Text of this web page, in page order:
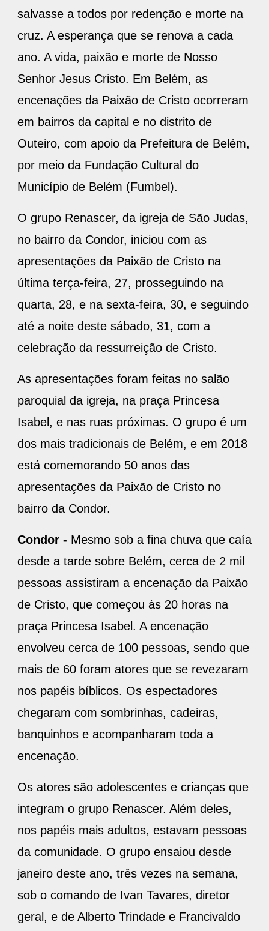
salvasse a todos por redenção e morte na
cruz. A esperança que se renova a cada
ano. A vida, paixão e morte de Nosso
Senhor Jesus Cristo. Em Belém, as
encenações da Paixão de Cristo ocorreram
em bairros da capital e no distrito de
Outeiro, com apoio da Prefeitura de Belém,
por meio da Fundação Cultural do
Município de Belém (Fumbel).
O grupo Renascer, da igreja de São Judas,
no bairro da Condor, iniciou com as
apresentações da Paixão de Cristo na
última terça-feira, 27, prosseguindo na
quarta, 28, e na sexta-feira, 30, e seguindo
até a noite deste sábado, 31, com a
celebração da ressurreição de Cristo.
As apresentações foram feitas no salão
paroquial da igreja, na praça Princesa
Isabel, e nas ruas próximas. O grupo é um
dos mais tradicionais de Belém, e em 2018
está comemorando 50 anos das
apresentações da Paixão de Cristo no
bairro da Condor.
Condor - Mesmo sob a fina chuva que caía
desde a tarde sobre Belém, cerca de 2 mil
pessoas assistiram a encenação da Paixão
de Cristo, que começou às 20 horas na
praça Princesa Isabel. A encenação
envolveu cerca de 100 pessoas, sendo que
mais de 60 foram atores que se revezaram
nos papéis bíblicos. Os espectadores
chegaram com sombrinhas, cadeiras,
banquinhos e acompanharam toda a
encenação.
Os atores são adolescentes e crianças que
integram o grupo Renascer. Além deles,
nos papéis mais adultos, estavam pessoas
da comunidade. O grupo ensaiou desde
janeiro deste ano, três vezes na semana,
sob o comando de Ivan Tavares, diretor
geral, e de Alberto Trindade e Francivaldo